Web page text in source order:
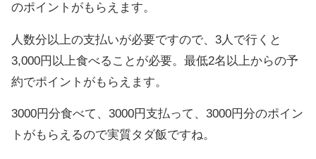
のポイントがもらえます。
人数分以上の支払いが必要ですので、3人で行くと
3,000円以上食べることが必要。最低2名以上からの予
約でポイントがもらえます。
3000円分食べて、3000円支払って、3000円分のポイン
トがもらえるので実質タダ飯ですね。